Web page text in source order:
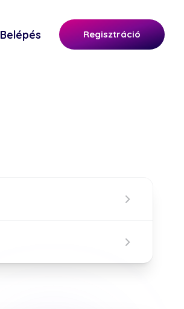
Belépés Regisztráció